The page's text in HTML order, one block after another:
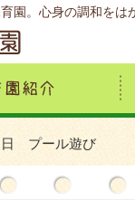
園。心身の調和を
日 プール遊び